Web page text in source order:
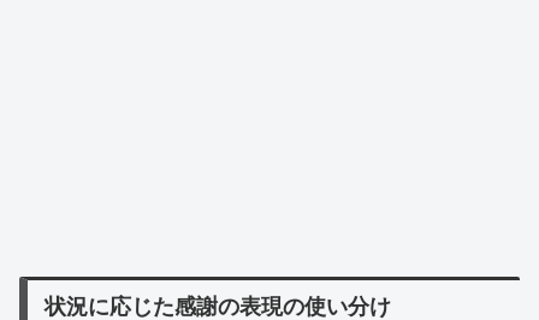
状況に応じた感謝の表現の使い分け